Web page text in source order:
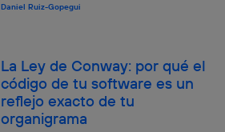
Daniel Ruiz-Gopegui
La Ley de Conway: por qué el
código de tu software es un
reflejo exacto de tu
organigrama